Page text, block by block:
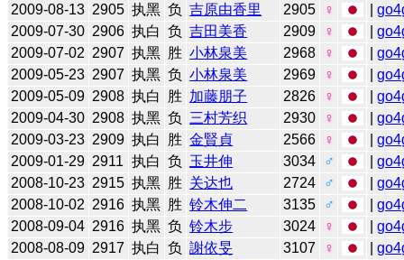
2009-08-13 2905 执黑 负 吉原由香里 2905 ♀ |
2009-07-30 2906 执白 负 吉田美香 2909 ♀ |
2009-07-02 2907 执黑 胜 小林泉美 2968 ♀ |
2009-05-23 2907 执黑 负 小林泉美 2969 ♀ |
2009-05-09 2908 执白 胜 加藤朋子 2826 ♀ |
2009-04-30 2908 执黑 负 三村芳织 2930 ♀ |
2009-03-23 2909 执白 胜 金賢貞 2566 ♀ |
2009-01-29 2911 执白 负 玉井伸 3034 ♂ |
2008-10-23 2915 执黑 胜 关达也 2724 ♂ |
2008-10-02 2916 执黑 胜 铃木伸二 3135 ♂ |
2008-09-04 2916 执黑 负 铃木步 3024 ♀ |
2008-08-09 2917 执白 负 謝依旻 3107 ♀ |